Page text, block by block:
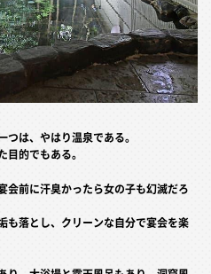
は、やはり温泉である。
的でもある。
会前に汗臭かったら女の子も幻滅だろ
も落とし、クリーンな自分で宴会を楽